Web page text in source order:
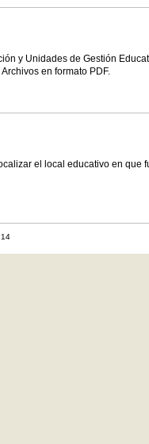
y Unidades de Gestión
en formato PDF.
el local educativo en que